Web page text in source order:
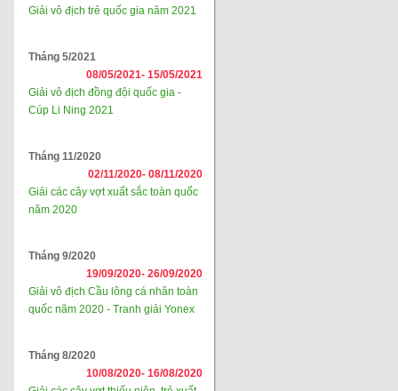
Giải vô địch trẻ quốc gia năm 2021
Tháng 5/2021
08/05/2021- 15/05/2021
Giải vô địch đồng đội quốc gia -
Cúp Li Ning 2021
Tháng 11/2020
02/11/2020- 08/11/2020
Giải các cây vợt xuất sắc toàn quốc
năm 2020
Tháng 9/2020
19/09/2020- 26/09/2020
Giải vô địch Cầu lông cá nhân toàn
quốc năm 2020 - Tranh giải Yonex
Tháng 8/2020
10/08/2020- 16/08/2020